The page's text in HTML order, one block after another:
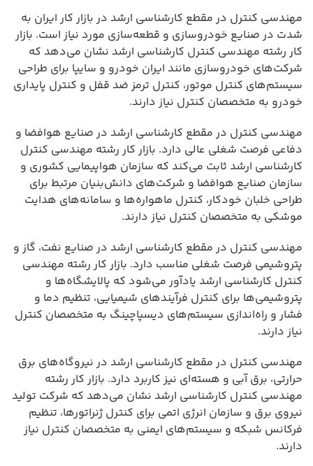
مهندسی کنترل در مقطع کارشناسی ارشد در بازار کار ایران به
شدت در صنایع خودروسازی و قطعه‌سازی مورد نیاز است. بازار
کار رشته مهندسی کنترل کارشناسی ارشد نشان می‌دهد که
شرکت‌های خودروسازی مانند ایران خودرو و سایپا برای طراحی
سیستم‌های کنترل موتور، کنترل ترمز ضد قفل و کنترل پایداری
خودرو به متخصصان کنترل نیاز دارند.
مهندسی کنترل در مقطع کارشناسی ارشد در صنایع هوافضا و
دفاعی فرصت شغلی عالی دارد. بازار کار رشته مهندسی کنترل
کارشناسی ارشد ثابت می‌کند که سازمان هواپیمایی کشوری و
سازمان صنایع هوافضا و شرکت‌های دانش‌بنیان مرتبط برای
طراحی خلبان خودکار، کنترل ماهواره‌ها و سامانه‌های هدایت
موشکی به متخصصان کنترل نیاز دارند.
مهندسی کنترل در مقطع کارشناسی ارشد در صنایع نفت، گاز و
پتروشیمی فرصت شغلی مناسب دارد. بازار کار رشته مهندسی
کنترل کارشناسی ارشد یادآور می‌شود که پالایشگاه‌ها و
پتروشیمی‌ها برای کنترل فرآیندهای شیمیایی، تنظیم دما و
فشار و راه‌اندازی سیستم‌های دیسپاچینگ به متخصصان کنترل
نیاز دارند.
مهندسی کنترل در مقطع کارشناسی ارشد در نیروگاه‌های برق
حرارتی، برق آبی و هسته‌ای نیز کاربرد دارد. بازار کار رشته
مهندسی کنترل کارشناسی ارشد نشان می‌دهد که شرکت تولید
نیروی برق و سازمان انرژی اتمی برای کنترل ژنراتورها، تنظیم
فرکانس شبکه و سیستم‌های ایمنی به متخصصان کنترل نیاز
دارند.